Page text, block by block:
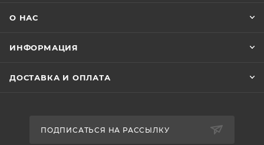
О НАС
ИНФОРМАЦИЯ
ДОСТАВКА И ОПЛАТА
ПОДПИСАТЬСЯ НА РАССЫЛКУ